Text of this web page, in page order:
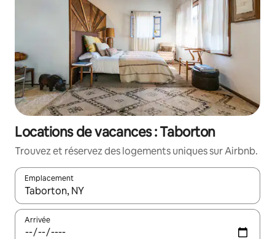
Locations de vacances : Taborton
Trouvez et réservez des logements uniques sur Airbnb.
Emplacement
Quand les résultats sont affichés, parcourez-les en utilisant
Arrivée